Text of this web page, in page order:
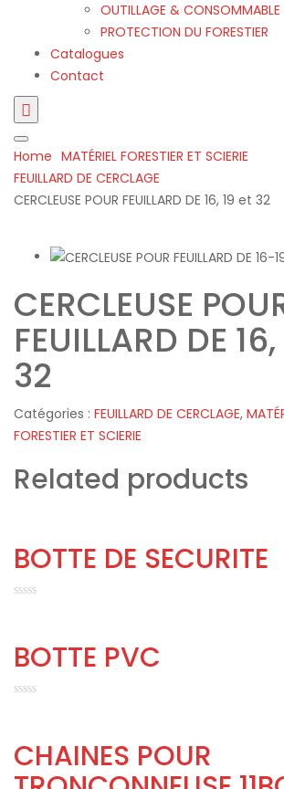
OUTILLAGE & CONSOMMABLE
PROTECTION DU FORESTIER
Catalogues
Contact
Home MATÉRIEL FORESTIER ET SCIERIE
FEUILLARD DE CERCLAGE
CERCLEUSE POUR FEUILLARD DE 16, 19 et 32
CERCLEUSE
FEUILLARD DE
32
Catégories : FEUILLARD DE CERCLAGE,
FORESTIER ET SCIERIE
Related products
BOTTE DE SECURITE
BOTTE PVC
CHAINES POUR